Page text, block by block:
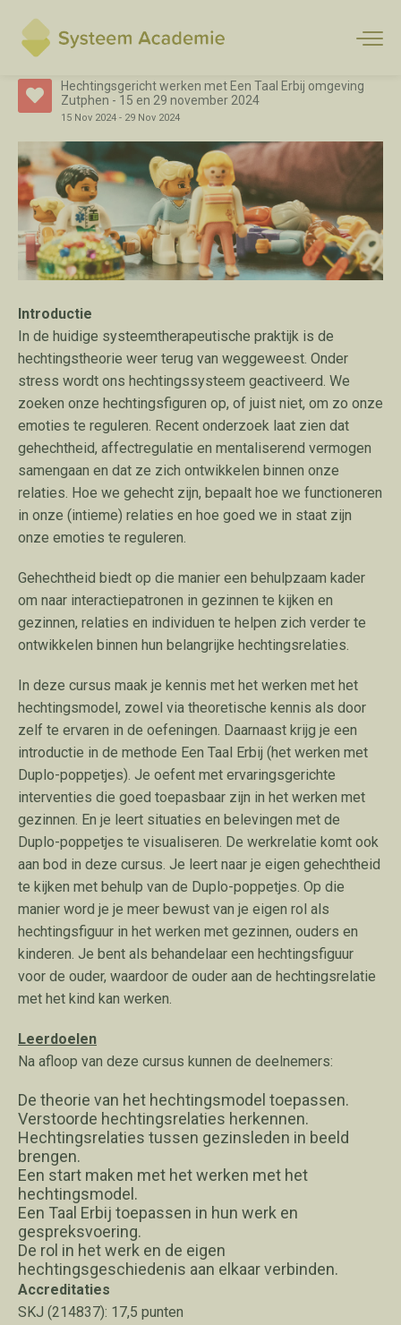
Hechtingsgericht werken met Een Taal Erbij omgeving
Zutphen - 15 en 29 november 2024
15 Nov 2024 - 29 Nov 2024
Introductie
In de huidige systeemtherapeutische praktijk is de
hechtingstheorie weer terug van weggeweest. Onder
stress wordt ons hechtingssysteem geactiveerd. We
zoeken onze hechtingsfiguren op, of juist niet, om zo onze
emoties te reguleren. Recent onderzoek laat zien dat
gehechtheid, affectregulatie en mentaliserend vermogen
samengaan en dat ze zich ontwikkelen binnen onze
relaties. Hoe we gehecht zijn, bepaalt hoe we functioneren
in onze (intieme) relaties en hoe goed we in staat zijn
onze emoties te reguleren.
Gehechtheid biedt op die manier een behulpzaam kader
om naar interactiepatronen in gezinnen te kijken en
gezinnen, relaties en individuen te helpen zich verder te
ontwikkelen binnen hun belangrijke hechtingsrelaties.
In deze cursus maak je kennis met het werken met het
hechtingsmodel, zowel via theoretische kennis als door
zelf te ervaren in de oefeningen. Daarnaast krijg je een
introductie in de methode Een Taal Erbij (het werken met
Duplo-poppetjes). Je oefent met ervaringsgerichte
interventies die goed toepasbaar zijn in het werken met
gezinnen. En je leert situaties en belevingen met de
Duplo-poppetjes te visualiseren. De werkrelatie komt ook
aan bod in deze cursus. Je leert naar je eigen gehechtheid
te kijken met behulp van de Duplo-poppetjes. Op die
manier word je je meer bewust van je eigen rol als
hechtingsfiguur in het werken met gezinnen, ouders en
kinderen. Je bent als behandelaar een hechtingsfiguur
voor de ouder, waardoor de ouder aan de hechtingsrelatie
met het kind kan werken.
Leerdoelen
Na afloop van deze cursus kunnen de deelnemers:
De theorie van het hechtingsmodel toepassen.
Verstoorde hechtingsrelaties herkennen.
Hechtingsrelaties tussen gezinsleden in beeld
brengen.
Een start maken met het werken met het
hechtingsmodel.
Een Taal Erbij toepassen in hun werk en
gespreksvoering.
De rol in het werk en de eigen
hechtingsgeschiedenis aan elkaar verbinden.
Accreditaties
SKJ (214837): 17,5 punten